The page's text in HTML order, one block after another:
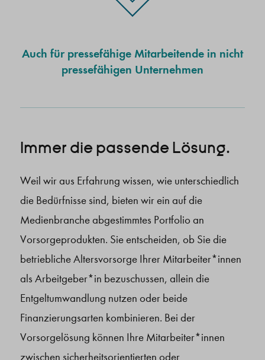
Auch für pressefähige Mitarbeitende in nicht
pressefähigen Unternehmen
Immer die passende Lösung.
Weil wir aus Erfahrung wissen, wie unterschiedlich
die Bedürfnisse sind, bieten wir ein auf die
Medienbranche abgestimmtes Portfolio an
Vorsorgeprodukten. Sie entscheiden, ob Sie die
betriebliche Altersvorsorge Ihrer Mitarbeiter*innen
als Arbeitgeber*in bezuschussen, allein die
Entgeltumwandlung nutzen oder beide
Finanzierungsarten kombinieren. Bei der
Vorsorgelösung können Ihre Mitarbeiter*innen
zwischen sicherheitsorientierten oder